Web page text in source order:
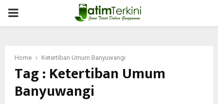
PRIMARY
Home Ketertiban Umum Banyuwangi
Tag : Ketertiban Umum
Banyuwangi